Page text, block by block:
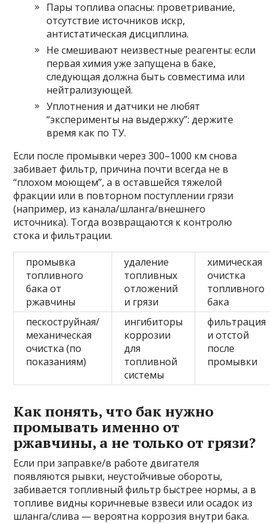
Пары топлива опасны: проветривание,
отсутствие источников искр,
антистатическая дисциплина.
Не смешивают неизвестные реагенты: если
первая химия уже запущена в баке,
следующая должна быть совместима или
нейтрализующей.
Уплотнения и датчики не любят
“эксперименты на выдержку”: держите
время как по ТУ.
Если после промывки через 300–1000 км снова
забивает фильтр, причина почти всегда не в
“плохом моющем”, а в оставшейся тяжелой
фракции или в повторном поступлении грязи
(например, из канала/шланга/внешнего
источника). Тогда возвращаются к контролю
стока и фильтрации.
промывка
топливного
бака от
ржавчины
удаление
топливных
отложений
и грязи
химическая
очистка
топливного
бака
пескоструйная/
механическая
очистка (по
показаниям)
ингибиторы
коррозии
для
топливной
системы
фильтрация
и отстой
после
промывки
Как понять, что бак нужно
промывать именно от
ржавчины, а не только от грязи?
Если при заправке/в работе двигателя
появляются рывки, неустойчивые обороты,
забивается топливный фильтр быстрее нормы, а в
топливе видны коричневые взвеси или осадок из
шланга/слива — вероятна коррозия внутри бака.